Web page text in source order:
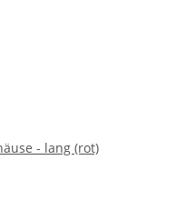
- lang (rot)